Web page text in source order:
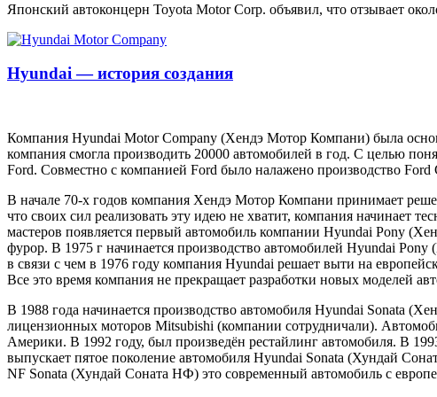
Японский автоконцерн Toyota Motor Corp. объявил, что отзывает
Hyundai — история создания
Компания Hyundai Motor Company (Хендэ Мотор Компани) была
компания смогла производить 20000 автомобилей в год. С целью
Ford. Совместно с компанией Ford было налажено производство
В начале 70-х годов компания Хендэ Мотор Компани принимает
что своих сил реализовать эту идею не хватит, компания начинает
мастеров появляется первый автомобиль компании Hyundai Pony
фурор. В 1975 г начинается производство автомобилей Hyundai
в связи с чем в 1976 году компания Hyundai решает выти на
Все это время компания не прекращает разработки новых моделей
В 1988 года начинается производство автомобиля Hyundai Sonata
лицензионных моторов Mitsubishi (компании сотрудничали).
Америки. В 1992 году, был произведён рестайлинг автомобиля. В
выпускает пятое поколение автомобиля Hyundai Sonata (Хундай
NF Sonata (Хундай Соната НФ) это современный автомобиль с